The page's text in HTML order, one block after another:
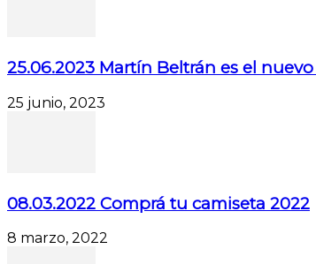
25.06.2023 Martín Beltrán es el
25 junio, 2023
08.03.2022 Comprá tu camiseta 2022
8 marzo, 2022